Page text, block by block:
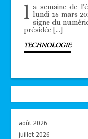
l a semaine de
lundi 16 mars
signe du
présidée […]
TECHNOLOGIE
août 2026
juillet 2026